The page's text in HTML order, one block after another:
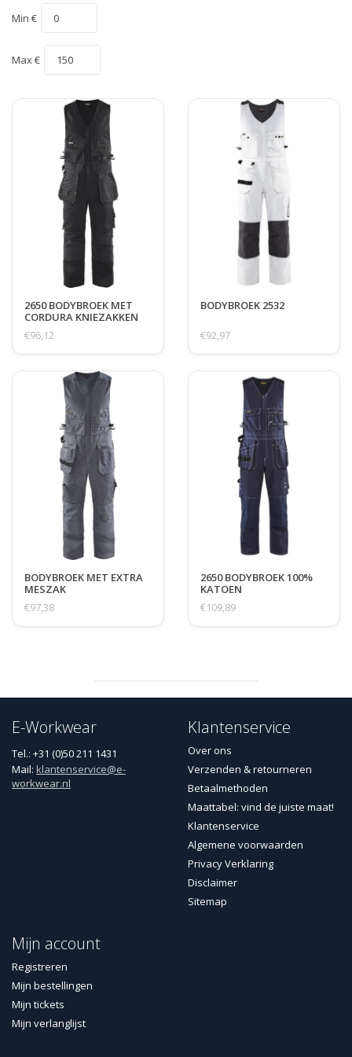
Min €
Max €
2650 BODYBROEK MET
CORDURA KNIEZAKKEN
€96,12
BODYBROEK 2532
€92,97
BODYBROEK MET EXTRA
MESZAK
€97,38
2650 BODYBROEK 100%
KATOEN
€109,89
E-Workwear
Tel.: +31 (0)50 211 1431
Mail: klantenservice@e-
workwear.nl
Klantenservice
Over ons
Verzenden & retourneren
Betaalmethoden
Maattabel: vind de juiste maat!
Klantenservice
Algemene voorwaarden
Privacy Verklaring
Disclaimer
Sitemap
Mijn account
Registreren
Mijn bestellingen
Mijn tickets
Mijn verlanglijst